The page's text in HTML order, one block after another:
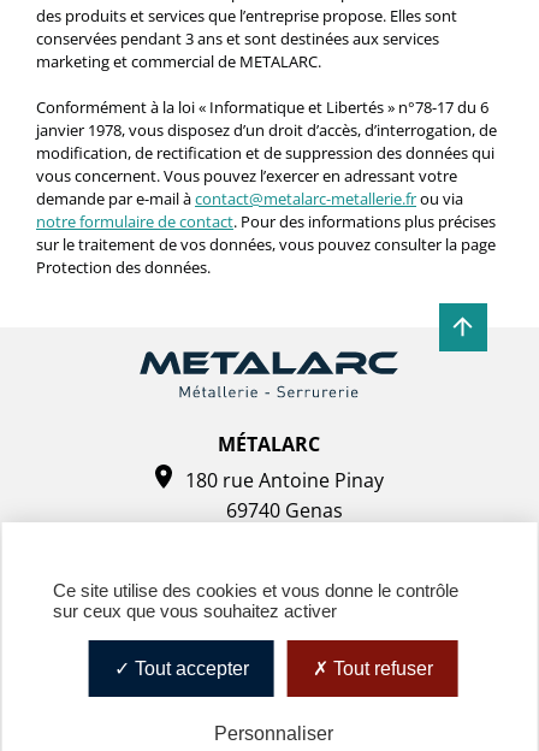
des produits et services que l’entreprise propose. Elles sont
conservées pendant 3 ans et sont destinées aux services
marketing et commercial de METALARC.
Conformément à la loi « Informatique et Libertés » n°78-17 du 6
janvier 1978, vous disposez d’un droit d’accès, d’interrogation, de
modification, de rectification et de suppression des données qui
vous concernent. Vous pouvez l’exercer en adressant votre
demande par e-mail àcontact@metalarc-metallerie.frou via
notre formulaire de contact. Pour des informations plus précises
sur le traitement de vos données, vous pouvez consulter la page
Protection des données.
MÉTALARC
180 rue Antoine Pinay
69740 Genas
Ce site utilise des cookies et vous donne le contrôle
sur ceux que vous souhaitez activer
Tout accepter Tout refuser
Personnaliser